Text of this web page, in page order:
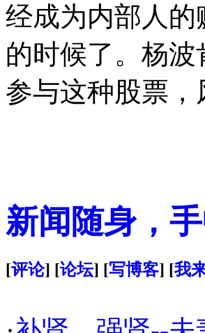
经成为内部人
的时候了。杨
参与这种股票
新闻随身，
[评论] [论坛] [写博客] [我